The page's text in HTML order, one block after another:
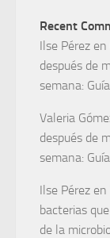
Recent
Ilse Pérez en
después de
semana:
Valeria
después de
semana:
Ilse Pérez en
bacterias
de la